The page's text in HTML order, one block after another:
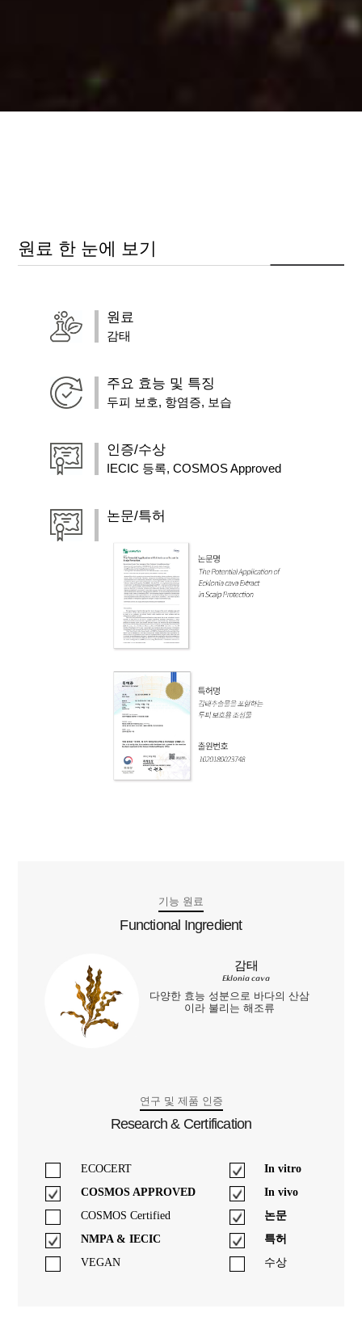
원료 한 눈에 보기
원료
감태
주요 효능 및 특징
두피 보호, 항염증, 보습
인증/수상
IECIC 등록, COSMOS Approved
논문/특허
기능 원료
Functional Ingredient
감태
Eklonia cava
다양한 효능 성분으로 바다의 산삼
이라 불리는 해조류
연구 및 제품 인증
Research & Certification
ECOCERT
In vitro
COSMOS APPROVED
In vivo
COSMOS Certified
논문
NMPA & IECIC
특허
VEGAN
수상